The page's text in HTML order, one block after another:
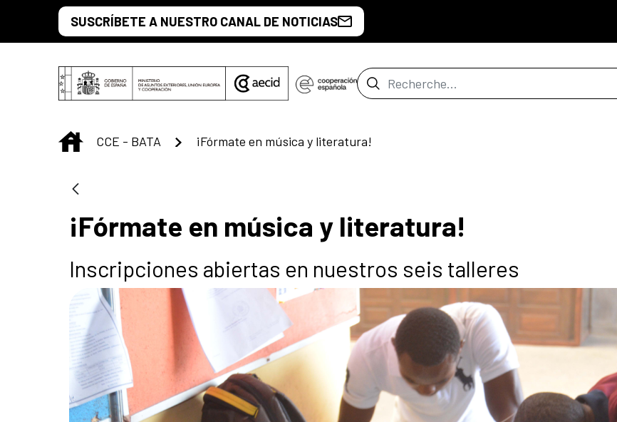
Saut au contenu principal
SUSCRÍBETE A NUESTRO CANAL DE NOTICIAS
Barre de recherche
INICIO
CCE - BATA ¡Fórmate en música y literatura!
¡Fórmate en música y literatura!
Inscripciones abiertas en nuestros seis talleres